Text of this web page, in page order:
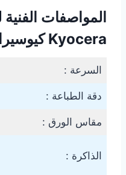
المواصفات الفنية
Kyocera كيوسيرا 3500i :
السرعة :
دقة الطباعة :
مقاس الورق :
الذاكرة :